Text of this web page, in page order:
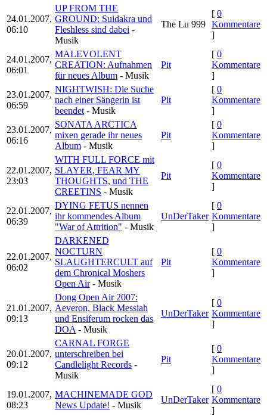
24.01.2007,
06:10
UP FROM THE
GROUND: Suidakra und
Fleshless sind dabei -
Musik
The Lu 999
[ 0
Kommentare
]
24.01.2007,
06:01
MALEVOLENT
CREATION: Aufnahmen
für neues Album - Musik
Pit
[ 0
Kommentare
]
23.01.2007,
06:59
NIGHTWISH: Die Suche
nach einer Sängerin ist
beendet - Musik
Pit
[ 0
Kommentare
]
23.01.2007,
06:16
SONATA ARCTICA
mixen gerade ihr neues
Album - Musik
Pit
[ 0
Kommentare
]
22.01.2007,
23:03
WITH FULL FORCE mit
SLAYER, FEAR MY
THOUGHTS, und THE
CREETINS - Musik
Pit
[ 0
Kommentare
]
22.01.2007,
06:39
DYING FETUS nennen
ihr kommendes Album
"War of Attrition" - Musik
UnDerTaker
[ 0
Kommentare
]
22.01.2007,
06:02
DARKENED
NOCTURN
SLAUGHTERCULT auf
dem Chronical Moshers
Open Air- Musik
Pit
[ 0
Kommentare
]
21.01.2007,
09:13
Dong Open Air 2007:
Aeveron, Black Messiah
und Ensiferum rocken das
DOA - Musik
UnDerTaker
[ 0
Kommentare
]
20.01.2007,
09:12
CARNAL FORGE
unterschreiben bei
Candlelight Records -
Musik
Pit
[ 0
Kommentare
]
19.01.2007,
08:23
MACHINEMADE GOD
News Update! - Musik
UnDerTaker
[ 0
Kommentare
]